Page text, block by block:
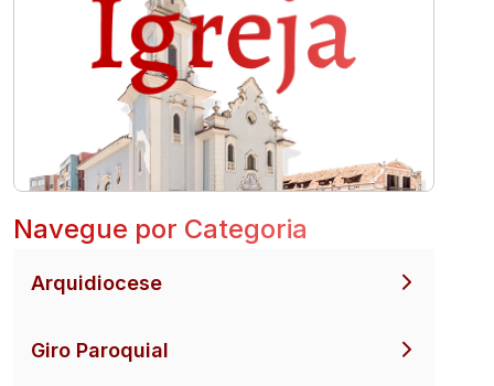
Navegue por Categoria
Arquidiocese
Giro Paroquial